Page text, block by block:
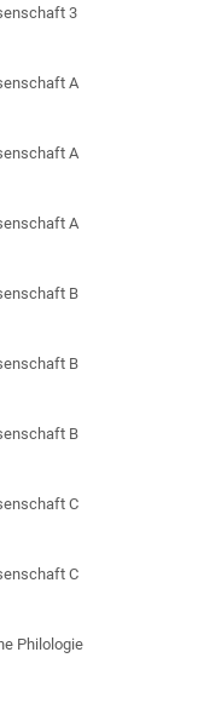
3
A
A
A
B
B
B
C
C
Philologie